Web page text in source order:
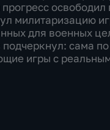
милитаризацию
для военных
сама
игры с